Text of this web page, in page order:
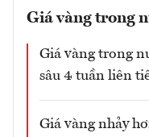
Giá vàng trong
Giá vàng trong
sâu 4 tuần liên
Giá vàng nhảy